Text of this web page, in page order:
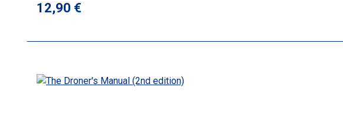
Regulärer Preis:
12,90 €